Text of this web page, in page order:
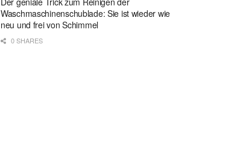
Waschmaschinenschublade: Sie ist wieder wie
neu und frei von Schimmel
0 SHARES